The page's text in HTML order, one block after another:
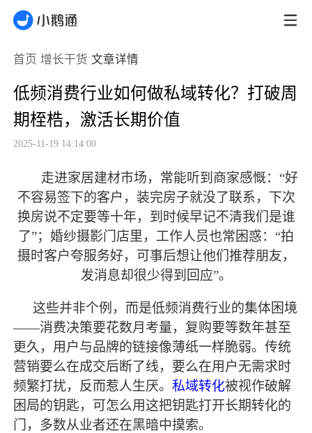
首页 增长干货 文章详情
低频消费行业如何做私域转化？打破周
期桎梏，激活长期价值
2025-11-19 14:14:00
走进家居建材市场，常能听到商家感慨： “好
不容易签下的客户，装完房子就没了联系，下次
换房说不定要等十年，到时候早记不清我们是谁
了”；婚纱摄影门店里，工作人员也常困惑：“拍
摄时客户夸服务好，可事后想让他们推荐朋友，
发消息却很少得到回应”。
这些并非个例，而是低频消费行业的集体困境
——消费决策要花数月考量，复购要等数年甚至
更久，用户与品牌的链接像薄纸一样脆弱。传统
营销要么在成交后断了线，要么在用户无需求时
频繁打扰，反而惹人生厌。私域转化被视作破解
困局的钥匙，可怎么用这把钥匙打开长期转化的
门，多数从业者还在黑暗中摸索。